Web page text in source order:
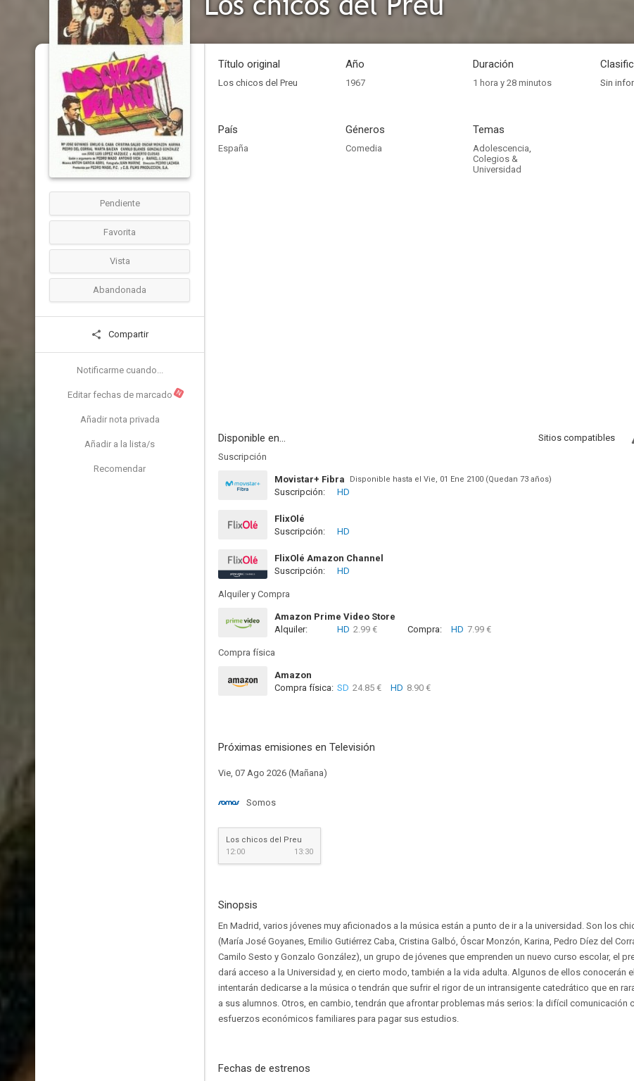
Pendiente
Favorita
Vista
Abandonada
Compartir
Notificarme cuando...
Editar fechas de marcado N
Añadir nota privada
Añadir a la lista/s
Recomendar
Título original
Los chicos del Preu
Año
1967
Duración
1 hora y 28 minutos Sin
País
España
Géneros
Comedia
Temas
Adolescencia,
Colegios &
Universidad
Disponible en...
Sitios compatibles
Suscripción
Movistar+ Fibra Disponible hasta el Vie, 01 Ene 2100 (Quedan 73 años)
Suscripción: HD
FlixOlé
Suscripción:
HD
FlixOlé Amazon Channel
Suscripción:
HD
Alquiler y Compra
Amazon Prime Video Store
Alquiler:
HD 2.99 € Compra: HD 7.99 €
Compra física
Amazon
Compra física: SD 24.85 € HD 8.90 €
Próximas emisiones en Televisión
Vie, 07 Ago 2026 (Mañana)
Somos
Los chicos del Preu
12:00
13:30
Sinopsis
En Madrid, varios jóvenes muy aficionados a la música están a punto de ir a la universidad. Son los
(María José Goyanes, Emilio Gutiérrez Caba, Cristina Galbó, Óscar Monzón, Karina, Pedro Díez del
Camilo Sesto y Gonzalo González), un grupo de jóvenes que emprenden un nuevo curso escolar, el
dará acceso a la Universidad y, en cierto modo, también a la vida adulta. Algunos de ellos conocerán
intentarán dedicarse a la música o tendrán que sufrir el rigor de un intransigente catedrático que en
a sus alumnos. Otros, en cambio, tendrán que afrontar problemas más serios: la difícil comunicación
esfuerzos económicos familiares para pagar sus estudios.
Fechas de estrenos